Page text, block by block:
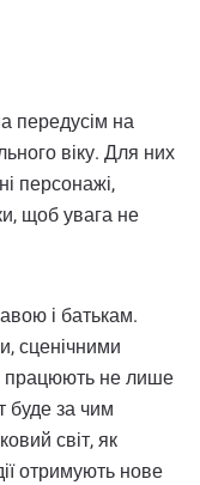
передусім на
віку. Для них
персонажі,
щоб увага не
і батькам.
сценічними
працюють не лише
буде за чим
світ, як
отримують нове